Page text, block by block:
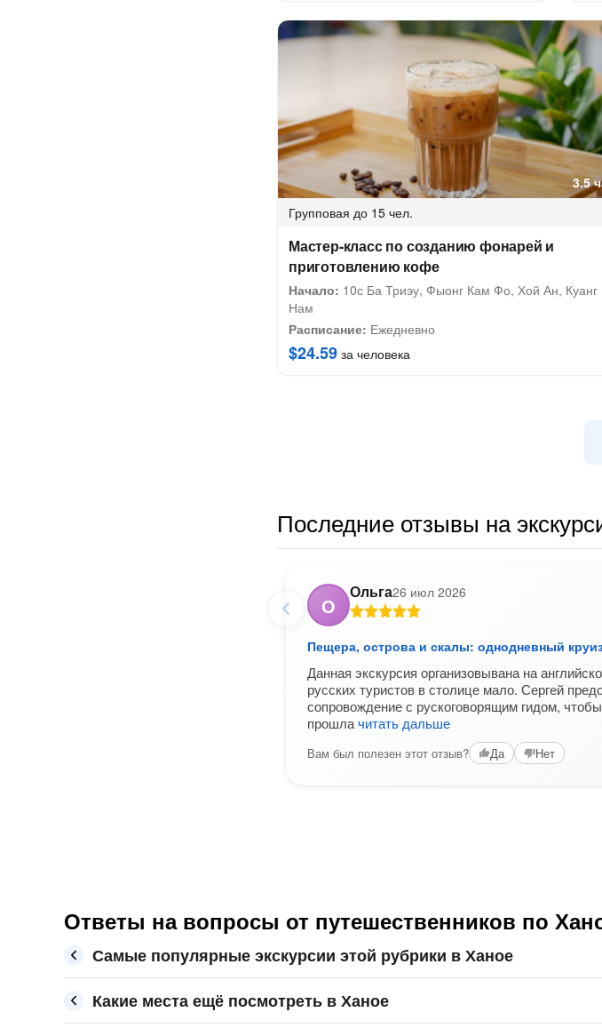
3.5
Групповая до 15 чел.
Мастер-класс по созданию фонарей и
приготовлению кофе
Начало: 10с Ба Триэу, Фыонг Кам Фо, Хой Ан, Куанг
Нам
Расписание: Ежедневно
$24.59 за человека
Последние отзывы на
О
Ольга26 июл 2026
Пещера, острова и скалы: однодневный
Данная экскурсия организовывана на
русских туристов в столице мало. Сергей
сопровождение с рускоговорящим гидом,
прошлачитать дальше
Вам был полезен этот отзыв? Да Нет
Ответы на вопросы от путешественников по
Самые популярные экскурсии этой рубрики в Ханое
Какие места ещё посмотреть в Ханое